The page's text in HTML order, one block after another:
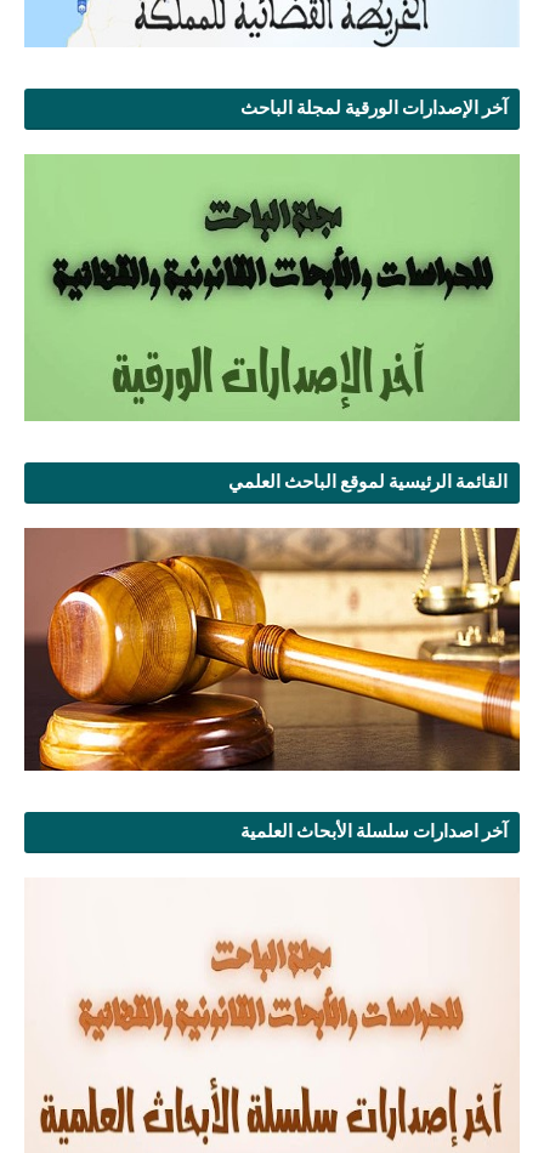
آخر الإصدارات الورقية لمجلة الباحث
القائمة الرئيسية لموقع الباحث العلمي
آخر اصدارات سلسلة الأبحاث العلمية